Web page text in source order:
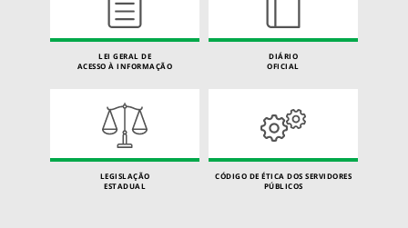
LEI GERAL DE
ACESSO À INFORMAÇÃO
DIÁRIO
OFICIAL
LEGISLAÇÃO
ESTADUAL
CÓDIGO DE ÉTICA DOS SERVIDORES
PÚBLICOS